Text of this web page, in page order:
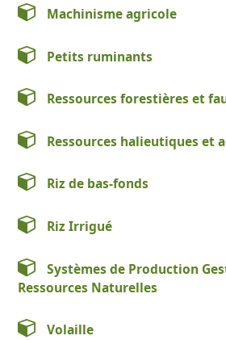
Machinisme agricole
Petits ruminants
Ressources forestières et
Ressources halieutiques et
Riz de bas-fonds
Riz Irrigué
Systèmes de Production
Ressources Naturelles
Volaille